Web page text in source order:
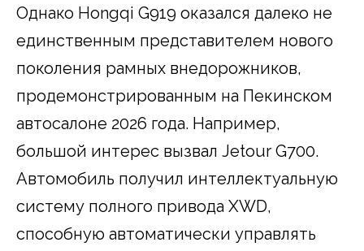
Однако Hongqi G919 оказался далеко не
единственным представителем нового
поколения рамных внедорожников,
продемонстрированным на Пекинском
автосалоне 2026 года. Например,
большой интерес вызвал Jetour G700.
Автомобиль получил интеллектуальную
систему полного привода XWD,
способную автоматически управлять